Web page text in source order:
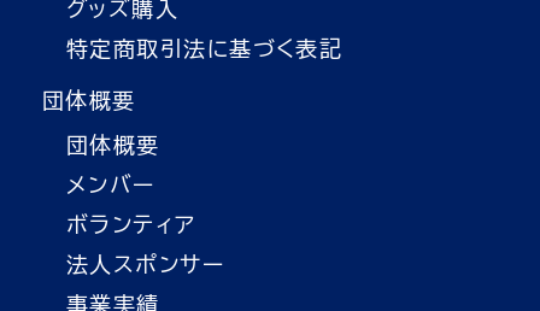
グッズ購入
特定商取引法に基づく表記
団体概要
団体概要
メンバー
ボランティア
法人スポンサー
事業実績